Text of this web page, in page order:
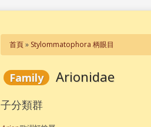
您在這裡
首頁» Stylommatophora 柄眼目
Family Arionidae
子分類群